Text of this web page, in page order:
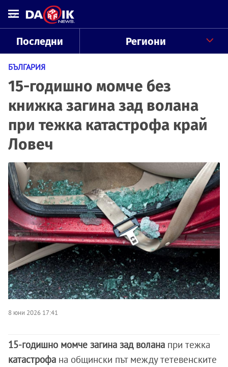
Последни Региони
БЪЛГАРИЯ
15-годишно момче без
книжка загина зад волана
при тежка катастрофа край
Ловеч
8 юни 2026 17:41
15-годишно момче загина зад волана при тежка
катастрофа на общински път между тетевенските